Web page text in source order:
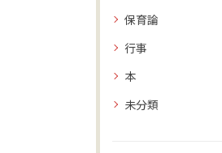
保育論
行事
本
未分類